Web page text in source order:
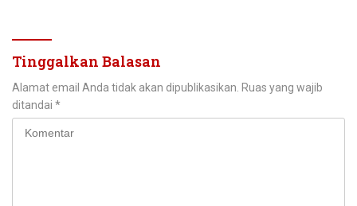
Tinggalkan Balasan
Alamat email Anda tidak akan dipublikasikan. Ruas yang wajib
ditandai *